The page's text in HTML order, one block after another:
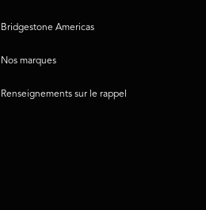
Bridgestone Americas
Nos marques
Renseignements sur le rappel